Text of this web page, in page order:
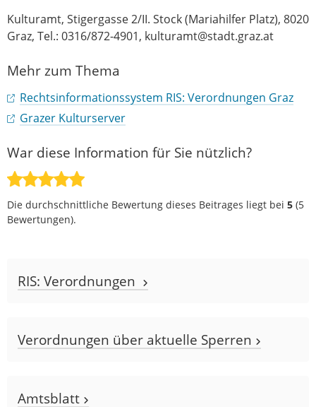
Kulturamt, Stigergasse 2/II. Stock (Mariahilfer Platz), 8020
Graz, Tel.: 0316/872-4901, kulturamt@stadt.graz.at
Mehr zum Thema
Rechtsinformationssystem RIS: Verordnungen Graz
Grazer Kulturserver
War diese Information für Sie nützlich?
Die durchschnittliche Bewertung dieses Beitrages liegt bei 5 (5
Bewertungen).
RIS: Verordnungen
Verordnungen über aktuelle Sperren
Amtsblatt